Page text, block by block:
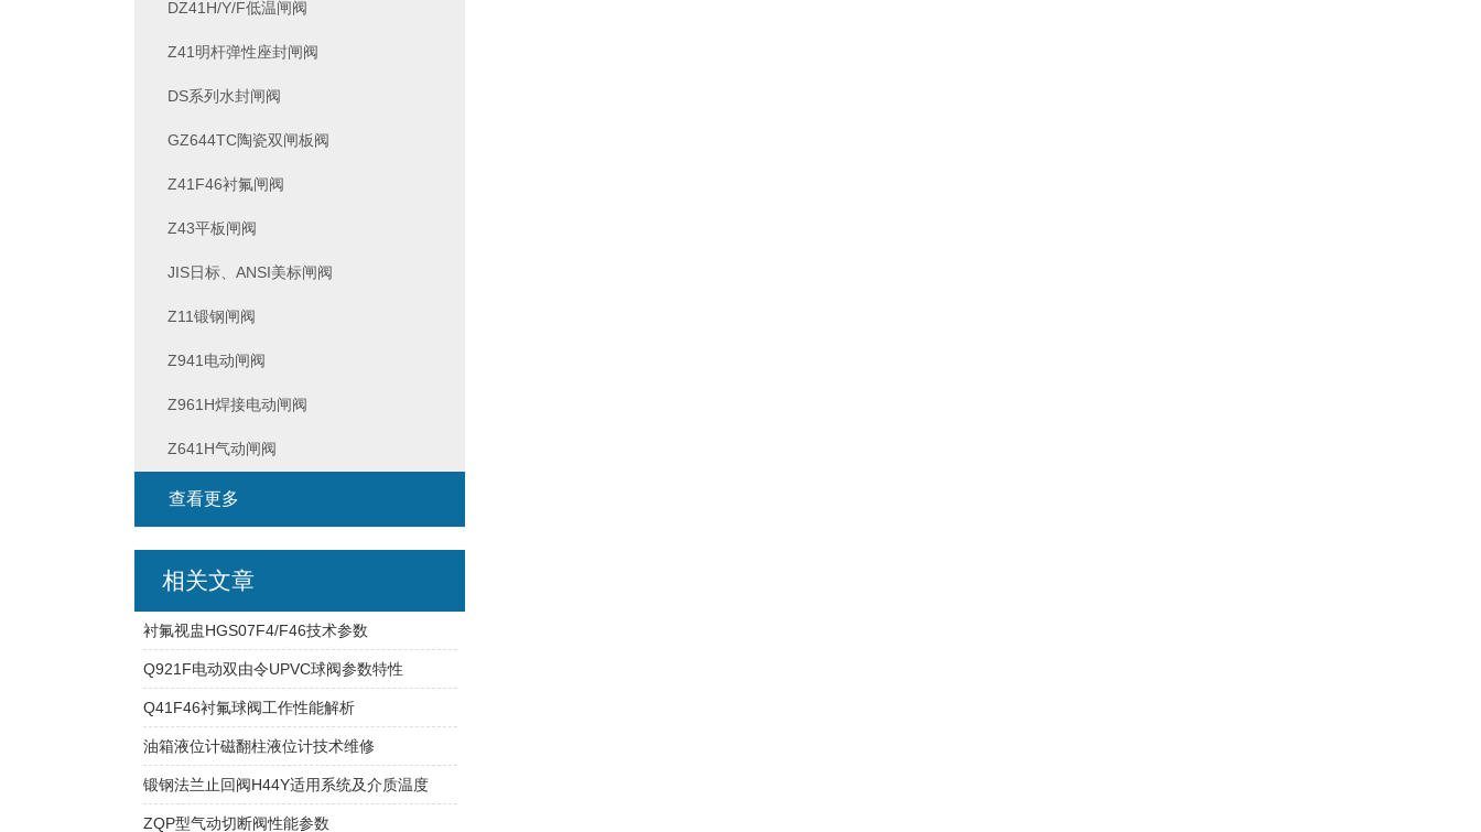
DZ41H/Y/F低温闸阀
Z41明杆弹性座封闸阀
DS系列水封闸阀
GZ644TC陶瓷双闸板阀
Z41F46衬氟闸阀
Z43平板闸阀
JIS日标、ANSI美标闸阀
Z11锻钢闸阀
Z941电动闸阀
Z961H焊接电动闸阀
Z641H气动闸阀
查看更多
相关文章
衬氟视盅HGS07F4/F46技术参数
Q921F电动双由令UPVC球阀参数特性
Q41F46衬氟球阀工作性能解析
油箱液位计磁翻柱液位计技术维修
锻钢法兰止回阀H44Y适用系统及介质温度
ZQP型气动切断阀性能参数